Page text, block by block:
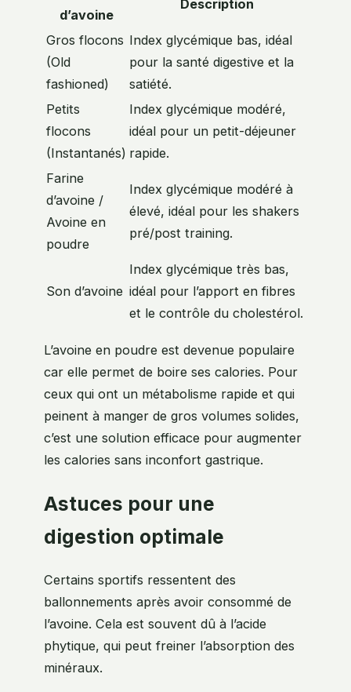
d’avoine
Description
Gros flocons
(Old
fashioned)
Index glycémique bas, idéal
pour la santé digestive et la
satiété.
Petits
flocons
(Instantanés)
Index glycémique modéré,
idéal pour un petit-déjeuner
rapide.
Farine
d’avoine /
Avoine en
poudre
Index glycémique modéré à
élevé, idéal pour les shakers
pré/post training.
Son d’avoine
Index glycémique très bas,
idéal pour l’apport en fibres
et le contrôle du cholestérol.
L’avoine en poudre est devenue populaire
car elle permet de boire ses calories. Pour
ceux qui ont un métabolisme rapide et qui
peinent à manger de gros volumes solides,
c’est une solution efficace pour augmenter
les calories sans inconfort gastrique.
Astuces pour une
digestion optimale
Certains sportifs ressentent des
ballonnements après avoir consommé de
l’avoine. Cela est souvent dû à l’acide
phytique, qui peut freiner l’absorption des
minéraux.